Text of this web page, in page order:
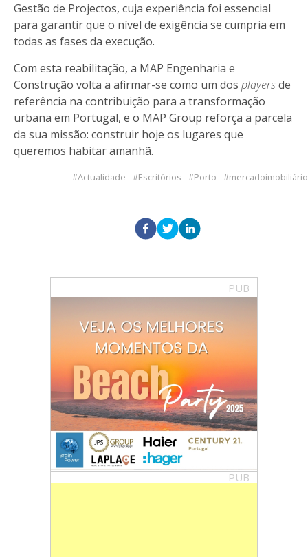
Gestão de Projectos, cuja experiência foi essencial
para garantir que o nível de exigência se cumpria em
todas as fases da execução.
Com esta reabilitação, a MAP Engenharia e
Construção volta a afirmar-se como um dos playersde
referência na contribuição para a transformação
urbana em Portugal, e o MAP Group reforça a parcela
da sua missão: construir hoje os lugares que
queremos habitar amanhã.
Actualidade Escritórios Porto mercadoimobiliário
PUB
PUB